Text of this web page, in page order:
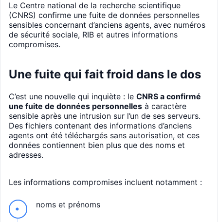
Le Centre national de la recherche scientifique
(CNRS) confirme une fuite de données personnelles
sensibles concernant d’anciens agents, avec numéros
de sécurité sociale, RIB et autres informations
compromises.
Une fuite qui fait froid dans le dos
C’est une nouvelle qui inquiète : leCNRS a confirmé
une fuite de données personnelles à caractère
sensible après une intrusion sur l’un de ses serveurs.
Des fichiers contenant des informations d’anciens
agents ont été téléchargés sans autorisation, et ces
données contiennent bien plus que des noms et
adresses.
Les informations compromises incluent notamment :
noms et prénoms